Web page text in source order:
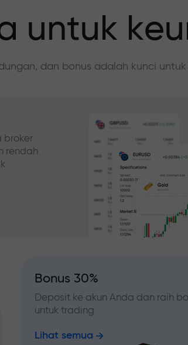
untuk
dan bonus adalah kunci
broker
rendah
Bonus 30%
Deposit ke akun Anda dan raih
untuk trading
Lihat semua